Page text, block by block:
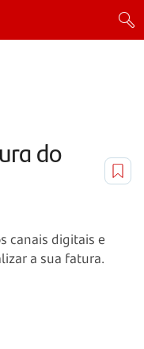
do
canais digitais e
a sua fatura.